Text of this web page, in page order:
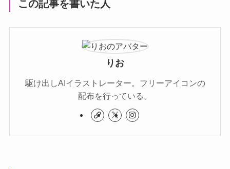
この記事を書いた人
りお
駆け出しAIイラストレーター。フリーアイコンの
配布を行っている。